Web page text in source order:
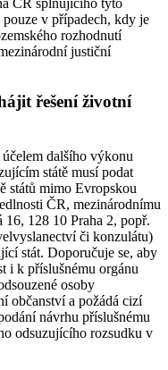
v případech, kdy je
rozhodnutí
justiční
řešení životní
dalšího výkonu
státě musí podat
států mimo Evropskou
ČR, mezinárodnímu
16, 128 10 Praha 2, popř.
či konzulátu)
stát. Doporučuje se, aby
i k příslušnému orgánu
osoby
občanství a požádá cizí
návrhu příslušnému
odsuzujícího rozsudku v